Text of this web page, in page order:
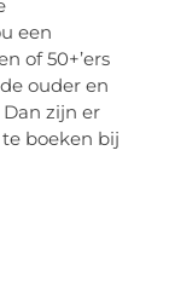
een
of 50+’ers
ouder en
zijn er
te boeken bij